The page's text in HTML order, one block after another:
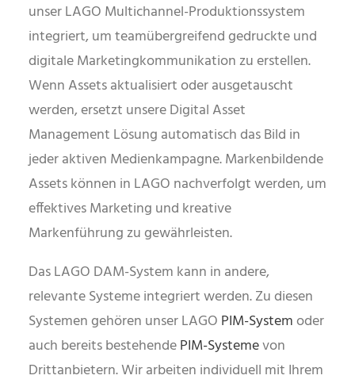
unser LAGO Multichannel-Produktionssystem
integriert, um teamübergreifend gedruckte und
digitale Marketingkommunikation zu erstellen.
Wenn Assets aktualisiert oder ausgetauscht
werden, ersetzt unsere Digital Asset
Management Lösung automatisch das Bild in
jeder aktiven Medienkampagne. Markenbildende
Assets können in LAGO nachverfolgt werden, um
effektives Marketing und kreative
Markenführung zu gewährleisten.
Das LAGO DAM-System kann in andere,
relevante Systeme integriert werden. Zu diesen
Systemen gehören unser LAGO PIM-Systemoder
auch bereits bestehendePIM-Systemevon
Drittanbietern. Wir arbeiten individuell mit Ihrem